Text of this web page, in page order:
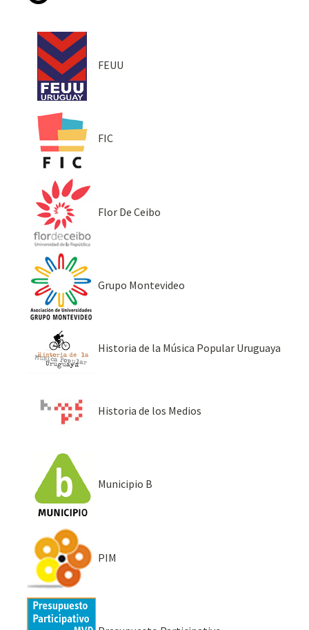
FEUU
FIC
Flor De Ceibo
Grupo Montevideo
Historia de la Música Popular Uruguaya
Historia de los Medios
Municipio B
PIM